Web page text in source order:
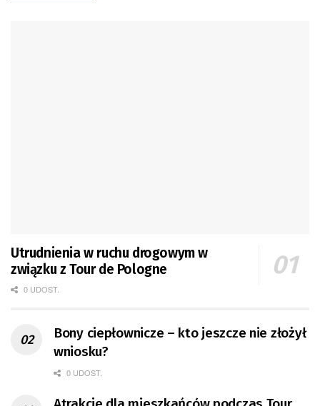
Utrudnienia w ruchu drogowym w
związku z Tour de Pologne
0 UDOST.
Bony ciepłownicze – kto jeszcze nie złożył
wniosku?
0 UDOST.